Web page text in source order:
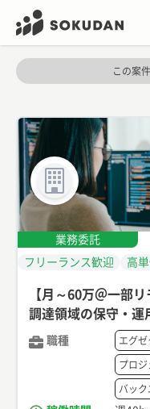
この案
業務委託
フリーランス歓迎
高
【月～60万＠一部
調達領域の保守・運
職種 エグ
プロジ
バッ